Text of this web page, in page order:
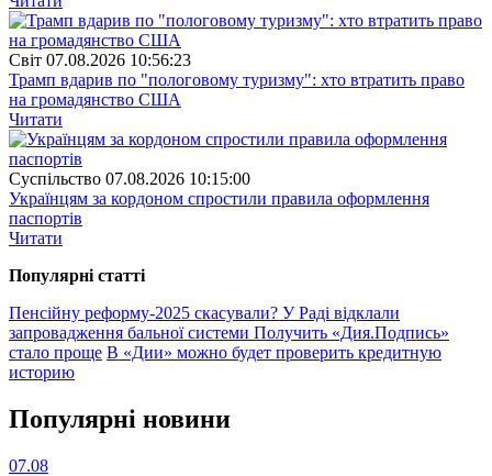
Свiт 07.08.2026 10:56:23
Трамп вдарив по "пологовому туризму": хто втратить право
на громадянство США
Читати
Суспiльство 07.08.2026 10:15:00
Українцям за кордоном спростили правила оформлення
паспортів
Читати
Популярнi статтi
Пенсійну реформу-2025 скасували? У Раді відклали
запровадження бальної системи Получить «Дия.Подпись»
стало проще В «Дии» можно будет проверить кредитную
историю
Популярнi новини
07.08